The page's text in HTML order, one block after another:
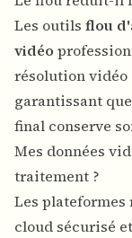
Les outils flou
vidéo
résolution
garantissant
final conserve
Mes données
traitement ?
Les
cloud sécurisé